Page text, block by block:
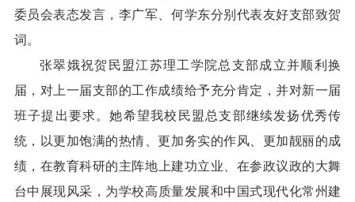
委员会表态发言，李广军、何学东分别代表友好支部致贺
词。
张翠娥祝贺民盟江苏理工学院总支部成立并顺利换
届，对上一届支部的工作成绩给予充分肯定，并对新一届
班子提出要求。她希望我校民盟总支部继续发扬优秀传
统，
以更加饱满的热情、更加务实的作风、更加靓丽的成
绩，在教育科研的主阵地 上建功立业
在参政议政的大舞
台中 展现风采，为学校高质量发展和中国式现代化常州建